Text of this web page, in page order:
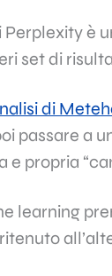
è
set di
di
passare a
e propria
learning